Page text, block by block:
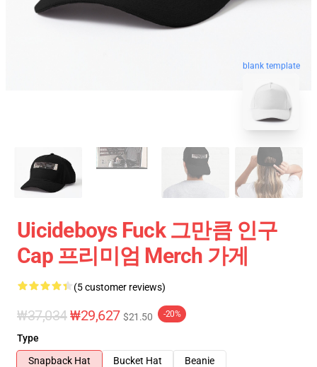
blank template
Uicideboys Fuck 그만큼 인구
Cap 프리미엄 Merch 가게
(5 customer reviews)
₩37,034₩29,627 $21.50 -20%
Type
Snapback Hat
Bucket Hat
Beanie